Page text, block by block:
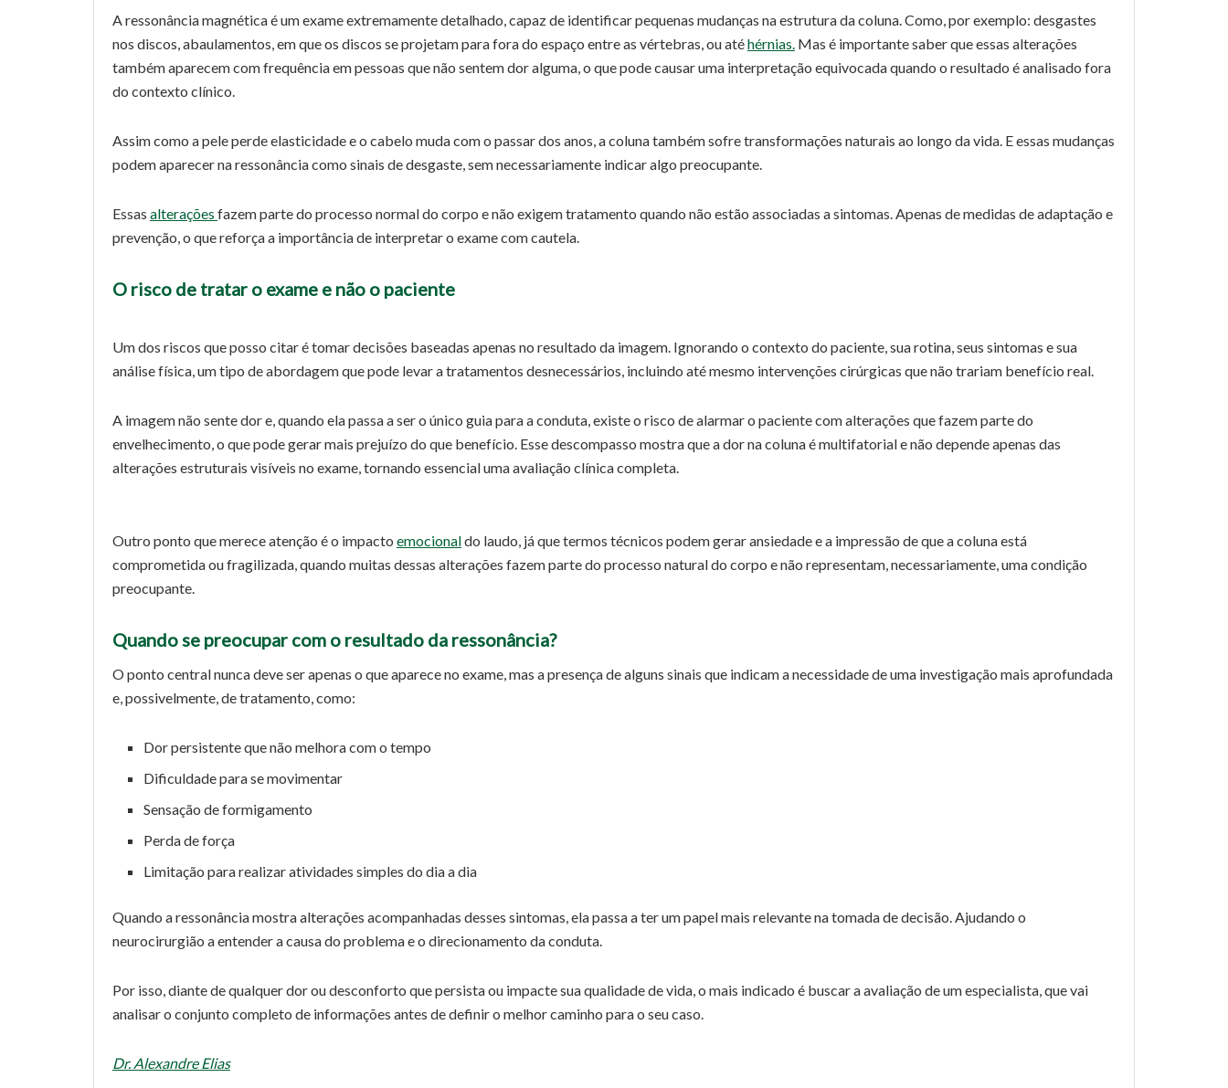
A ressonância magnética é um exame extremamente detalhado, capaz de identificar pequenas mudanças na estrutura da coluna. Como, por exemplo: desgastes
nos discos, abaulamentos, em que os discos se projetam para fora do espaço entre as vértebras, ou atéhérnias. Mas é importante saber que essas alterações
também aparecem com frequência em pessoas que não sentem dor alguma, o que pode causar uma interpretação equivocada quando o resultado é analisado fora
do contexto clínico.
Assim como a pele perde elasticidade e o cabelo muda com o passar dos anos, a coluna também sofre transformações naturais ao longo da vida. E essas mudanças
podem aparecer na ressonância como sinais de desgaste, sem necessariamente indicar algo preocupante.
Essas alterações fazem parte do processo normal do corpo e não exigem tratamento quando não estão associadas a sintomas. Apenas de medidas de adaptação e
prevenção, o que reforça a importância de interpretar o exame com cautela.
O risco de tratar o exame e não o paciente
Um dos riscos que posso citar é tomar decisões baseadas apenas no resultado da imagem. Ignorando o contexto do paciente, sua rotina, seus sintomas e sua
análise física, um tipo de abordagem que pode levar a tratamentos desnecessários, incluindo até mesmo intervenções cirúrgicas que não trariam benefício real.
A imagem não sente dor e, quando ela passa a ser o único guia para a conduta, existe o risco de alarmar o paciente com alterações que fazem parte do
envelhecimento, o que pode gerar mais prejuízo do que benefício. Esse descompasso mostra que a dor na coluna é multifatorial e não depende apenas das
alterações estruturais visíveis no exame, tornando essencial uma avaliação clínica completa.
Outro ponto que merece atenção é o impacto emocionaldo laudo, já que termos técnicos podem gerar ansiedade e a impressão de que a coluna está
comprometida ou fragilizada, quando muitas dessas alterações fazem parte do processo natural do corpo e não representam, necessariamente, uma condição
preocupante.
Quando se preocupar com o resultado da ressonância?
O ponto central nunca deve ser apenas o que aparece no exame, mas a presença de alguns sinais que indicam a necessidade de uma investigação mais aprofundada
e, possivelmente, de tratamento, como:
Dor persistente que não melhora com o tempo
Dificuldade para se movimentar
Sensação de formigamento
Perda de força
Limitação para realizar atividades simples do dia a dia
Quando a ressonância mostra alterações acompanhadas desses sintomas, ela passa a ter um papel mais relevante na tomada de decisão. Ajudando o
neurocirurgião a entender a causa do problema e o direcionamento da conduta.
Por isso, diante de qualquer dor ou desconforto que persista ou impacte sua qualidade de vida, o mais indicado é buscar a avaliação de um especialista, que vai
analisar o conjunto completo de informações antes de definir o melhor caminho para o seu caso.
Dr. Alexandre Elias